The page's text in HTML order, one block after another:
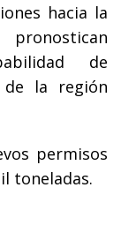
hacia la
de
la región
permisos
toneladas.